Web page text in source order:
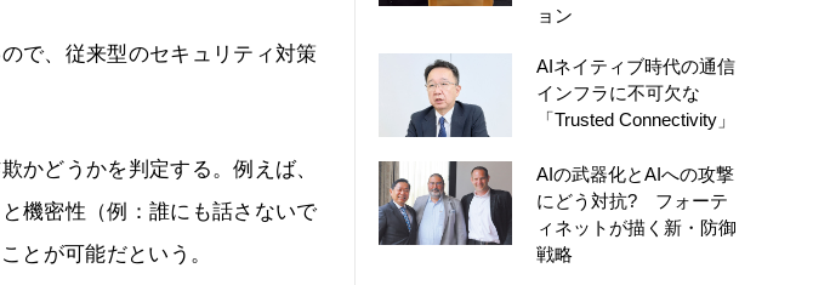
で、従来型のセキュリティ対策
かどうかを判定する。例えば、
機密性（例：誰にも話さないで
とが可能だという。
ョン
AIネイティブ時代の通信
インフラに不可欠な
「Trusted Connectivity」
AIの武器化とAIへの攻撃
にどう対抗? フォーテ
ィネットが描く新・防御
戦略